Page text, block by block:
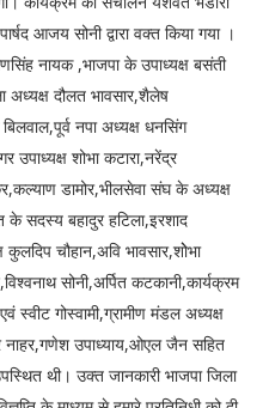
आजय सोनी द्वारा वक्त किया गया ।
नायक ,भाजपा के उपाध्यक्ष बसंती
अध्यक्ष दौलत भावसार,शैलेष
नपा अध्यक्ष धनसिंग
उपाध्यक्ष शोभा कटारा,नरेंद्र
डामोर,भीलसेवा संघ के अध्यक्ष
सदस्य बहादुर हटिला,इरशाद
चौहान,अवि भावसार,शोेभा
सोनी,अर्पित कटकानी,कार्यक्रम
गोस्वामी,ग्रामीण मंडल अध्यक्ष
नाहर,गणेश उपाध्याय,ओएल जैन सहित
थी। उक्त जानकारी भाजपा जिला